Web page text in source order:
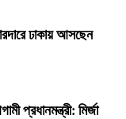
ঢাকায় আসছেন
প্রধানমন্ত্রী: মির্জা